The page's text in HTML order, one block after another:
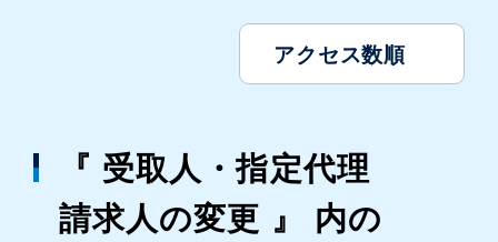
アクセス数順
『 受取人・指定代理
請求人の変更 』 内の